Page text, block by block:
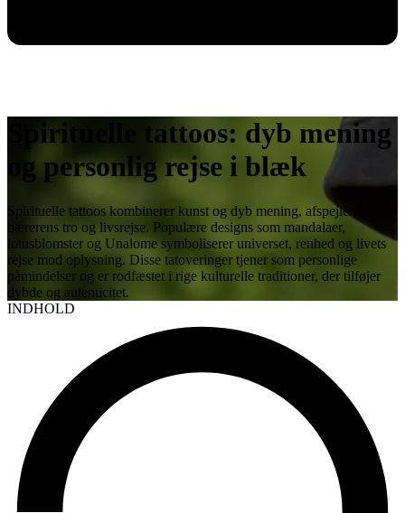
Spirituelle tattoos: dyb mening
og personlig rejse i blæk
Spirituelle tattoos kombinerer kunst og dyb mening, afspejlende
bærerens tro og livsrejse. Populære designs som mandalaer,
lotusblomster og Unalome symboliserer universet, renhed og livets
rejse mod oplysning. Disse tatoveringer tjener som personlige
påmindelser og er rodfæstet i rige kulturelle traditioner, der tilføjer
dybde og autenticitet.
INDHOLD